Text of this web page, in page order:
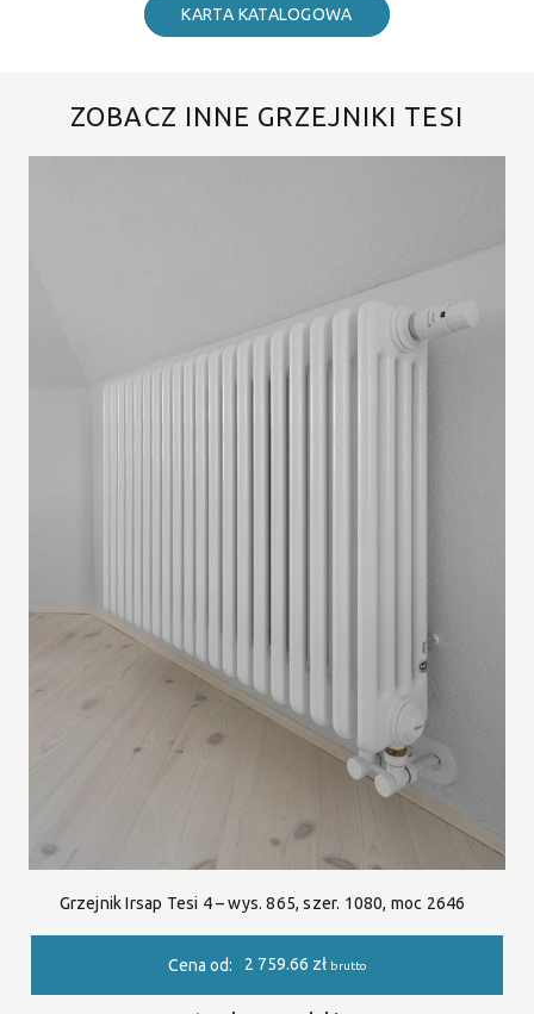
KARTA KATALOGOWA
ZOBACZ INNE GRZEJNIKI TESI
Grzejnik Irsap Tesi 4 – wys. 865, szer. 1080, moc 2646
Cena od: 2 759.66 zł brutto